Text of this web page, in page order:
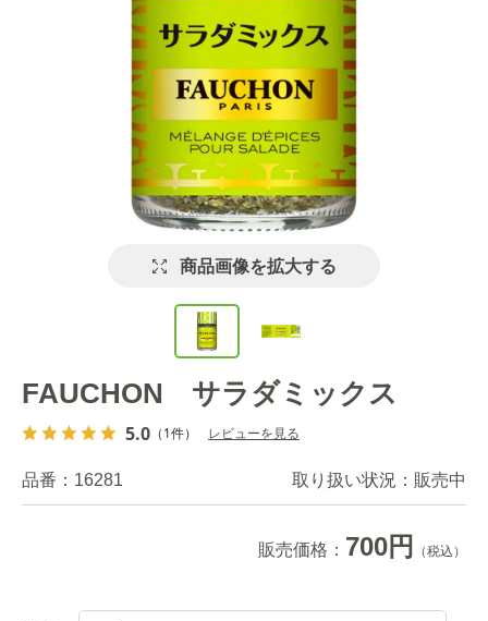
商品画像を拡大する
FAUCHON サラダミックス
5.0 （1件） レビューを見る
品番： 16281 取り扱い状況： 販売中
販売価格： 700円 （税込）